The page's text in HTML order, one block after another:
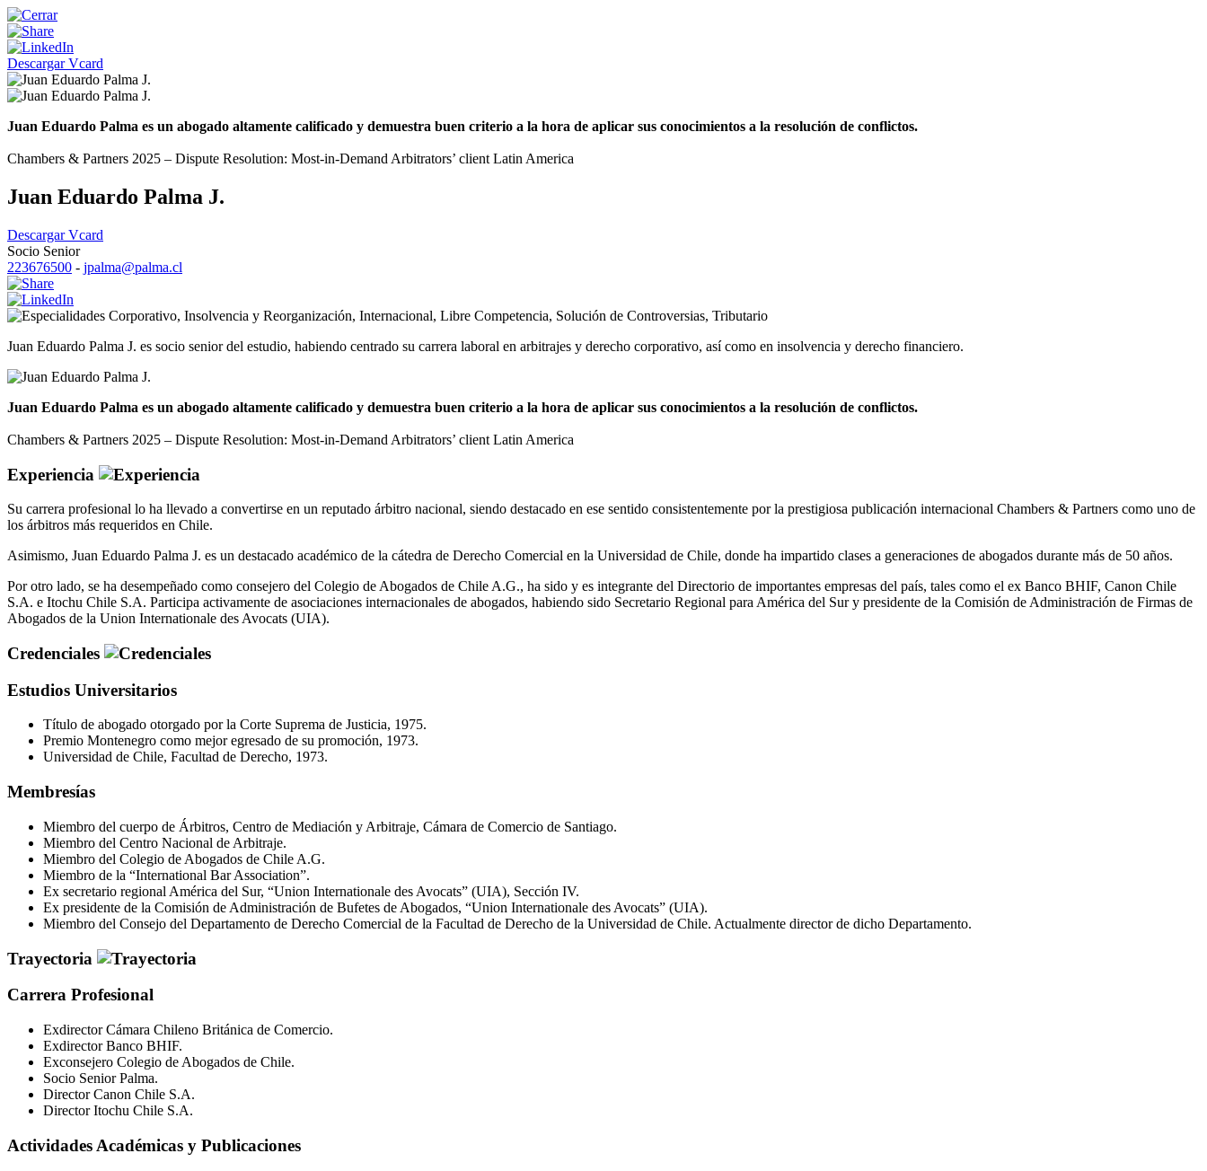
Descargar Vcard
Juan Eduardo Palma es un abogado altamente calificado y demuestra buen criterio a la hora de aplicar sus conocimientos a la resolución de conflictos.
Chambers & Partners 2025 – Dispute Resolution: Most-in-Demand Arbitrators’ client Latin America
Juan Eduardo Palma J.
Descargar Vcard
Socio Senior
223676500 - jpalma@palma.cl
Corporativo, Insolvencia y Reorganización, Internacional, Libre Competencia, Solución de Controversias, Tributario
Juan Eduardo Palma J. es socio senior del estudio, habiendo centrado su carrera laboral en arbitrajes y derecho corporativo, así como en insolvencia y derecho financiero.
Juan Eduardo Palma es un abogado altamente calificado y demuestra buen criterio a la hora de aplicar sus conocimientos a la resolución de conflictos.
Chambers & Partners 2025 – Dispute Resolution: Most-in-Demand Arbitrators’ client Latin America
Experiencia
Su carrera profesional lo ha llevado a convertirse en un reputado árbitro nacional, siendo destacado en ese sentido consistentemente por la prestigiosa publicación internacional Chambers & Partners como uno de
los árbitros más requeridos en Chile.
Asimismo, Juan Eduardo Palma J. es un destacado académico de la cátedra de Derecho Comercial en la Universidad de Chile, donde ha impartido clases a generaciones de abogados durante más de 50 años.
Por otro lado, se ha desempeñado como consejero del Colegio de Abogados de Chile A.G., ha sido y es integrante del Directorio de importantes empresas del país, tales como el ex Banco BHIF, Canon Chile
S.A. e Itochu Chile S.A. Participa activamente de asociaciones internacionales de abogados, habiendo sido Secretario Regional para América del Sur y presidente de la Comisión de Administración de Firmas de
Abogados de la Union Internationale des Avocats (UIA).
Credenciales
Estudios Universitarios
Título de abogado otorgado por la Corte Suprema de Justicia, 1975.
Premio Montenegro como mejor egresado de su promoción, 1973.
Universidad de Chile, Facultad de Derecho, 1973.
Membresías
Miembro del cuerpo de Árbitros, Centro de Mediación y Arbitraje, Cámara de Comercio de Santiago.
Miembro del Centro Nacional de Arbitraje.
Miembro del Colegio de Abogados de Chile A.G.
Miembro de la “International Bar Association”.
Ex secretario regional América del Sur, “Union Internationale des Avocats” (UIA), Sección IV.
Ex presidente de la Comisión de Administración de Bufetes de Abogados, “Union Internationale des Avocats” (UIA).
Miembro del Consejo del Departamento de Derecho Comercial de la Facultad de Derecho de la Universidad de Chile. Actualmente director de dicho Departamento.
Trayectoria
Carrera Profesional
Exdirector Cámara Chileno Británica de Comercio.
Exdirector Banco BHIF.
Exconsejero Colegio de Abogados de Chile.
Socio Senior Palma.
Director Canon Chile S.A.
Director Itochu Chile S.A.
Actividades Académicas y Publicaciones